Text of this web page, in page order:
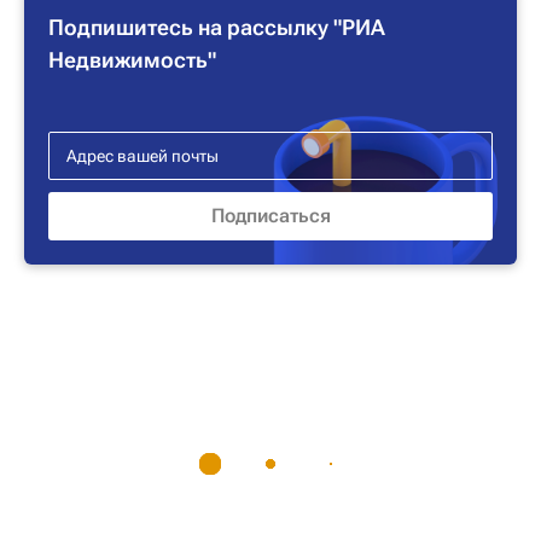
Подпишитесь на рассылку "РИА
Недвижимость"